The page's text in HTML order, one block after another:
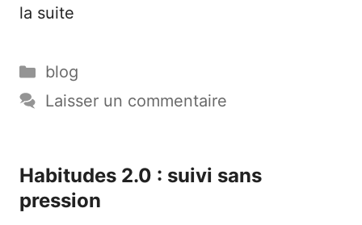
la suite
Catégories
blog
Laisser un commentaire
Habitudes 2.0 : suivi sans
pression